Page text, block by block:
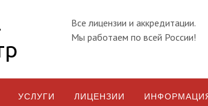
Все лицензии и аккредитации.
Мы работаем по всей России!
УСЛУГИ ЛИЦЕНЗИИ